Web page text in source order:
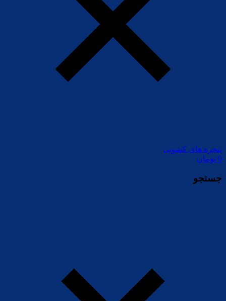
پنجره های کشویی
0 تومان
جستجو